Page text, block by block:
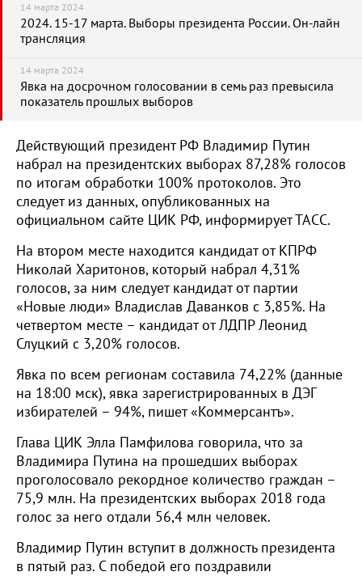
14 марта 2024
2024. 15-17 марта. Выборы президента России. Он-лайн
трансляция
14 марта 2024
Явка на досрочном голосовании в семь раз превысила
показатель прошлых выборов
Действующий президент РФ Владимир Путин
набрал на президентских выборах 87,28% голосов
по итогам обработки 100% протоколов. Это
следует из данных, опубликованных на
официальном сайте ЦИК РФ, информирует ТАСС.
На втором месте находится кандидат от КПРФ
Николай Харитонов, который набрал 4,31%
голосов, за ним следует кандидат от партии
«Новые люди» Владислав Даванков с 3,85%. На
четвертом месте – кандидат от ЛДПР Леонид
Слуцкий с 3,20% голосов.
Явка по всем регионам составила 74,22% (данные
на 18:00 мск), явка зарегистрированных в ДЭГ
избирателей – 94%, пишет «Коммерсантъ».
Глава ЦИК Элла Памфилова говорила, что за
Владимира Путина на прошедших выборах
проголосовало рекордное количество граждан –
75,9 млн. На президентских выборах 2018 года
голос за него отдали 56,4 млн человек.
Владимир Путин вступит в должность президента
в пятый раз. С победой его поздравили